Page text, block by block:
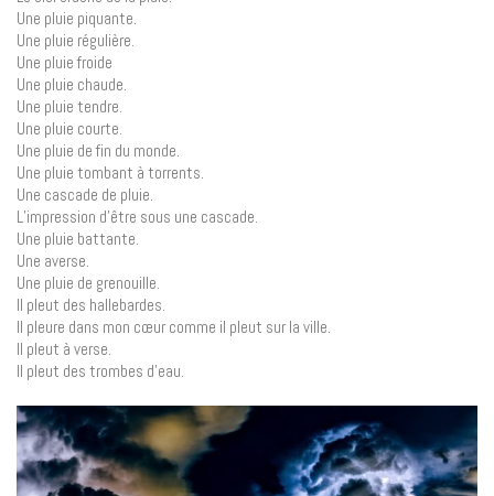
Une pluie piquante.
Une pluie régulière.
Une pluie froide
Une pluie chaude.
Une pluie tendre.
Une pluie courte.
Une pluie de fin du monde.
Une pluie tombant à torrents.
Une cascade de pluie.
L’impression d’être sous une cascade.
Une pluie battante.
Une averse.
Une pluie de grenouille.
Il pleut des hallebardes.
Il pleure dans mon cœur comme il pleut sur la ville.
Il pleut à verse.
Il pleut des trombes d’eau.